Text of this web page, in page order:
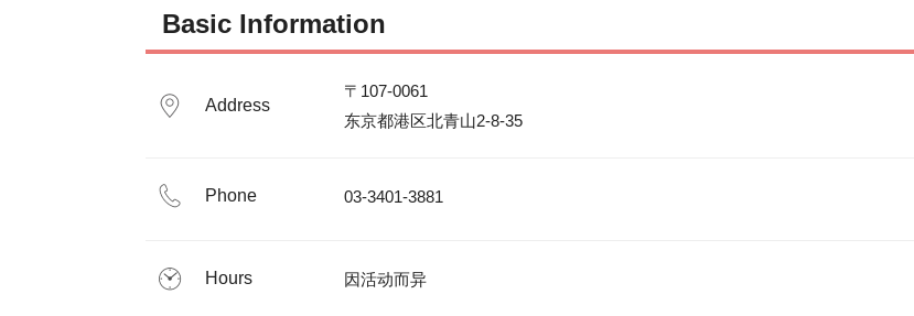
Basic Information
Address
〒107-0061
东京都港区北青山2-8-35
Phone 03-3401-3881
Hours 因活动而异